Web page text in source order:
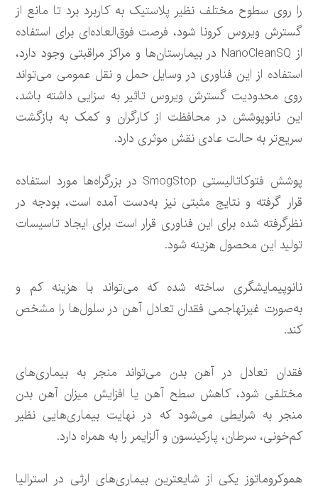
را روی سطوح مختلف نظیر پلاستیک به کاربرد برد تا مانع از
گسترش ویروس کرونا شود، فرصت فوق‌العاده‌ای برای استفاده
از NanoCleanSQ در بیمارستان‌ها و مراکز مراقبتی وجود دارد،
استفاده از این فناوری در وسایل حمل و نقل عمومی می‌تواند
روی محدودیت گسترش ویروس تاثیر به سزایی داشته باشد،
این نانوپوشش در محافظت از کارگران و کمک به بازگشت
سریع‌تر به حالت عادی نقش موثری دارد.
پوشش فتوکاتالیستی SmogStop در بزرگراه‌ها مورد استفاده
قرار گرفته و نتایج مثبتی نیز به‌دست آمده است، بودجه در
نظرگرفته شده برای این فناوری قرار است برای ایجاد تاسیسات
تولید این محصول هزینه شود.
نانوپیمایشگری ساخته شده که می‌تواند با هزینه کم و
به‌صورت غیرتهاجمی فقدان تعادل آهن در سلول‌ها را مشخص
کند.
فقدان تعادل در آهن بدن می‌تواند منجر به بیماری‌های
مختلفی شود، کاهش سطح آهن یا افزایش میزان آهن بدن
منجر به شرایطی می‌شود که در نهایت بیماری‌هایی نظیر
کم‌خونی، سرطان، پارکینسون و آلزایمر را به همراه دارد.
هموکروماتوز یکی از شایعترین بیماری‌های ارثی در استرالیا